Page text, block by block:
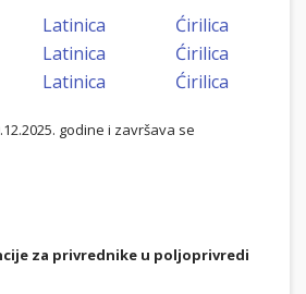
Latinica
Ćirilica
Latinica
Ćirilica
Latinica Ćirilica
godine i završava se
za privrednike u poljoprivredi